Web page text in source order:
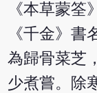
《本草蒙筌
《千金》書
為歸骨菜芝
少煮嘗。除